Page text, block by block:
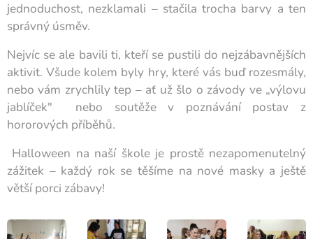
jednoduchost, nezklamali – stačila trocha barvy a ten
správný úsměv.
Nejvíc se ale bavili ti, kteří se pustili do nejzábavnějších
aktivit. Všude kolem byly hry, které vás buď rozesmály,
nebo vám zrychlily tep – ať už šlo o závody ve „výlovu
jablíček" nebo soutěže v poznávání postav z
hororových příběhů.
Halloween na naší škole je prostě nezapomenutelný
zážitek – každý rok se těšíme na nové masky a ještě
větší porci zábavy!